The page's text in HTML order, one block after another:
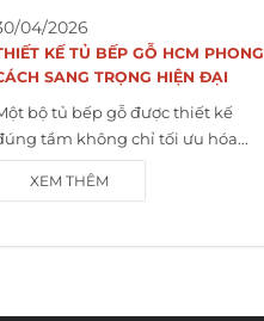
04/2026
KẾ TỦ BẾP GỖ HCM PHONG
SANG TRỌNG HIỆN ĐẠI
bộ tủ bếp gỗ được thiết kế
tầm không chỉ tối ưu hóa...
XEM THÊM